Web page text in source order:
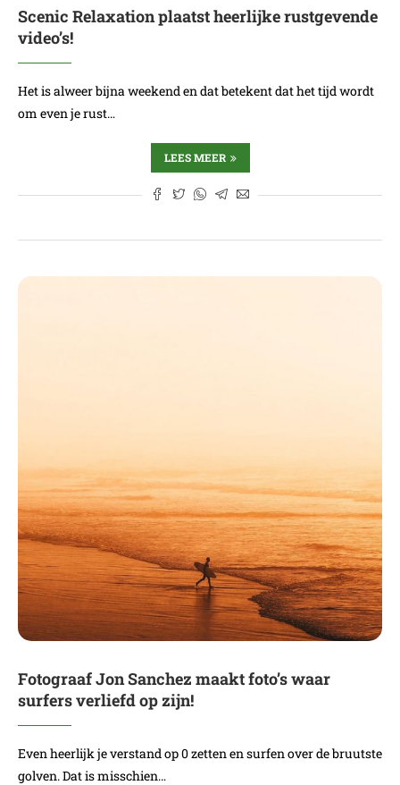
Scenic Relaxation plaatst heerlijke rustgevende
video’s!
Het is alweer bijna weekend en dat betekent dat het tijd wordt
om even je rust…
LEES MEER
Fotograaf Jon Sanchez maakt foto’s waar
surfers verliefd op zijn!
Even heerlijk je verstand op 0 zetten en surfen over de bruutste
golven. Dat is misschien…